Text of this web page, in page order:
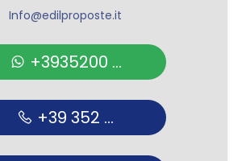
Info@edilproposte.it
+3935200 ...
+39 352 ...